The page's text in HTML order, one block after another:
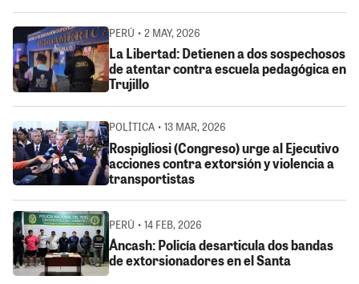
PERÚ • 2 MAY, 2026
La Libertad: Detienen a dos sospechosos
de atentar contra escuela pedagógica en
Trujillo
POLÍTICA • 13 MAR, 2026
Rospigliosi (Congreso) urge al Ejecutivo
acciones contra extorsión y violencia a
transportistas
PERÚ • 14 FEB, 2026
Áncash: Policía desarticula dos bandas
de extorsionadores en el Santa